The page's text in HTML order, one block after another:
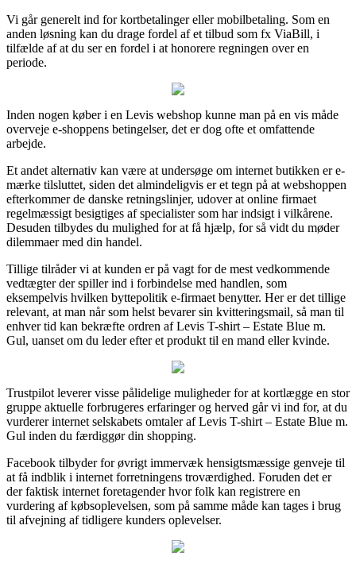
Vi går generelt ind for kortbetalinger eller mobilbetaling. Som en
anden løsning kan du drage fordel af et tilbud som fx ViaBill, i
tilfælde af at du ser en fordel i at honorere regningen over en
periode.
Inden nogen køber i en Levis webshop kunne man på en vis måde
overveje e-shoppens betingelser, det er dog ofte et omfattende
arbejde.
Et andet alternativ kan være at undersøge om internet butikken er e-
mærke tilsluttet, siden det almindeligvis er et tegn på at webshoppen
efterkommer de danske retningslinjer, udover at online firmaet
regelmæssigt besigtiges af specialister som har indsigt i vilkårene.
Desuden tilbydes du mulighed for at få hjælp, for så vidt du møder
dilemmaer med din handel.
Tillige tilråder vi at kunden er på vagt for de mest vedkommende
vedtægter der spiller ind i forbindelse med handlen, som
eksempelvis hvilken byttepolitik e-firmaet benytter. Her er det tillige
relevant, at man når som helst bevarer sin kvitteringsmail, så man til
enhver tid kan bekræfte ordren af Levis T-shirt – Estate Blue m.
Gul, uanset om du leder efter et produkt til en mand eller kvinde.
Trustpilot leverer visse pålidelige muligheder for at kortlægge en stor
gruppe aktuelle forbrugeres erfaringer og herved går vi ind for, at du
vurderer internet selskabets omtaler af Levis T-shirt – Estate Blue m.
Gul inden du færdiggør din shopping.
Facebook tilbyder for øvrigt immervæk hensigtsmæssige genveje til
at få indblik i internet forretningens troværdighed. Foruden det er
der faktisk internet foretagender hvor folk kan registrere en
vurdering af købsoplevelsen, som på samme måde kan tages i brug
til afvejning af tidligere kunders oplevelser.